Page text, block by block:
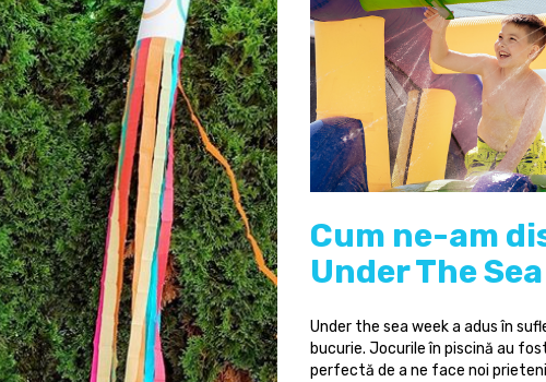
Cum ne-am
Under The
Under the sea week a adus în
bucurie. Jocurile în piscină au
perfectă de a ne face noi